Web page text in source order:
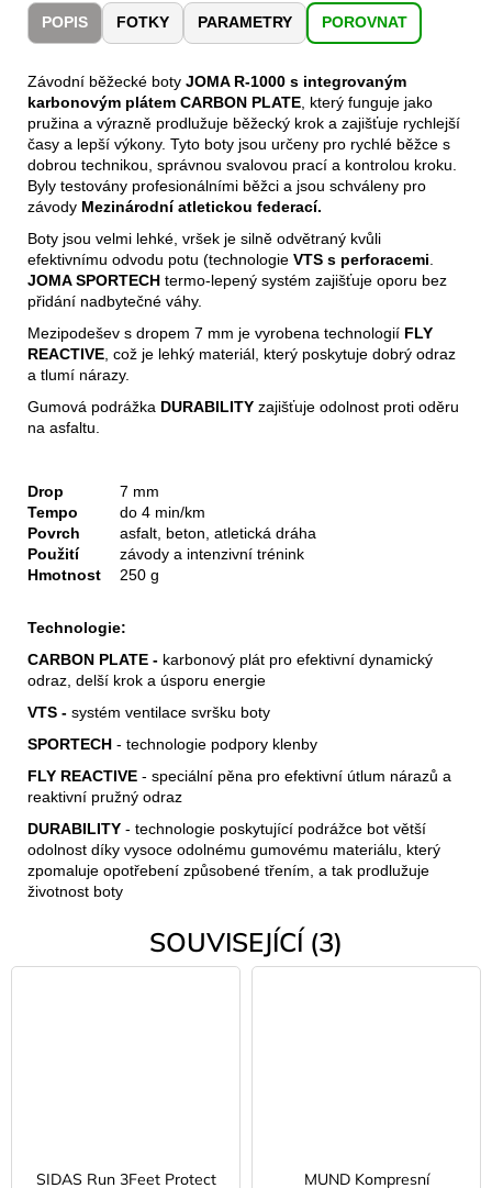
POPIS FOTKY PARAMETRY POROVNAT
Závodní běžecké boty JOMA R-1000 s integrovaným
karbonovým plátem CARBON PLATE , který funguje jako
pružina a výrazně prodlužuje běžecký krok a zajišťuje rychlejší
časy a lepší výkony. Tyto boty jsou určeny pro rychlé běžce s
dobrou technikou, správnou svalovou prací a kontrolou kroku.
Byly testovány profesionálními běžci a jsou schváleny pro
závody Mezinárodní atletickou federací.
Boty jsou velmi lehké, vršek je silně odvětraný kvůli
efektivnímu odvodu potu (technologie VTS s perforacemi
JOMA SPORTECH termo-lepený systém zajišťuje oporu bez
přidání nadbytečné váhy.
Mezipodešev s dropem 7 mm je vyrobena technologií FLY
REACTIVE , což je lehký materiál, který poskytuje dobrý odraz
a tlumí nárazy.
Gumová podrážka DURABILITY zajišťuje odolnost proti oděru
na asfaltu.
Drop
7 mm
Tempo
do 4 min/km
Povrch
asfalt, beton, atletická dráha
Použití
závody a intenzivní trénink
Hmotnost
250 g
Technologie:
CARBON PLATE - karbonový plát pro efektivní dynamický
odraz, delší krok a úsporu energie
VTS - systém ventilace svršku boty
SPORTECH - technologie podpory klenby
FLY REACTIVE - speciální pěna pro efektivní útlum nárazů a
reaktivní pružný odraz
DURABILITY - technologie poskytující podrážce bot větší
odolnost díky vysoce odolnému gumovému materiálu, který
zpomaluje opotřebení způsobené třením, a tak prodlužuje
životnost boty
SOUVISEJÍCÍ (3)
SIDAS Run 3Feet Protect MUND Kompresní
PÁNSKÉ
BLUE
603
Kč
Původně:
2
290
Kč